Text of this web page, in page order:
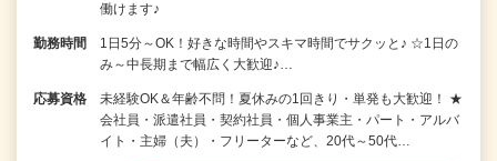
働けます♪
勤務時間
1日5分～OK！好きな時間やスキマ時間でサクッと♪ ☆1日の
み～中長期まで幅広く大歓迎♪…
応募資格
未経験OK＆年齢不問！夏休みの1回きり・単発も大歓迎！ ★
会社員・派遣社員・契約社員・個人事業主・パート・アルバ
イト・主婦（夫）・フリーターなど、20代～50代…